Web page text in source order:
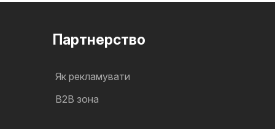
Партнерство
Як рекламувати
B2B зона